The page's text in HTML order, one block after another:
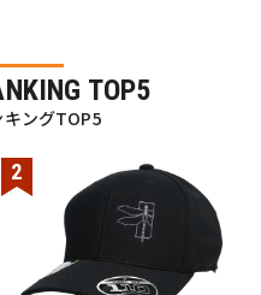
TOP5
ングTOP5